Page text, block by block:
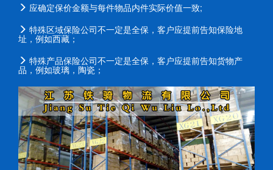
应确定保价金额与每件物品内件实际价值一致;
特殊区域保险公司不一定是全保，客户应提前告知保险地
址，例如西藏；
特殊产品保险公司不一定是全保，客户应提前告知货物产
品，例如玻璃，陶瓷；